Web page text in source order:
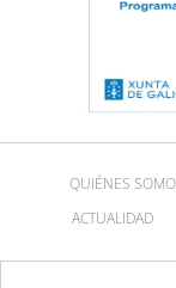
QUIÉNES
ACTUALIDAD